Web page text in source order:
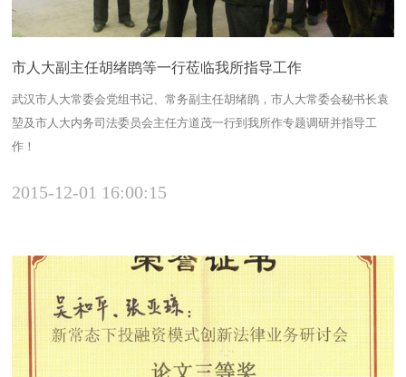
市人大副主任胡绪鹍等一行莅临我所指导工作
武汉市人大常委会党组书记、常务副主任胡绪鹍，市人大常委会秘书长袁
堃及市人大内务司法委员会主任方道茂一行到我所作专题调研并指导工
作！
2015-12-01 16:00:15